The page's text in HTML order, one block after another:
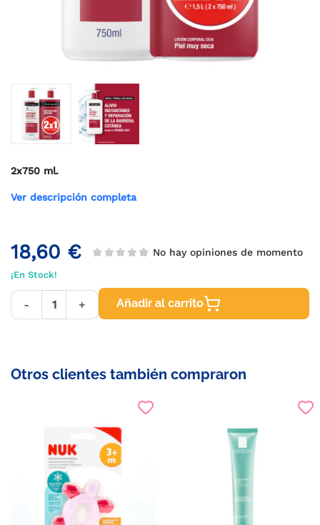
2x750 ml.
Ver descripción completa
18,60 € No hay opiniones de momento
¡En Stock!
- + Añadir al carrito
Otros clientes también compraron